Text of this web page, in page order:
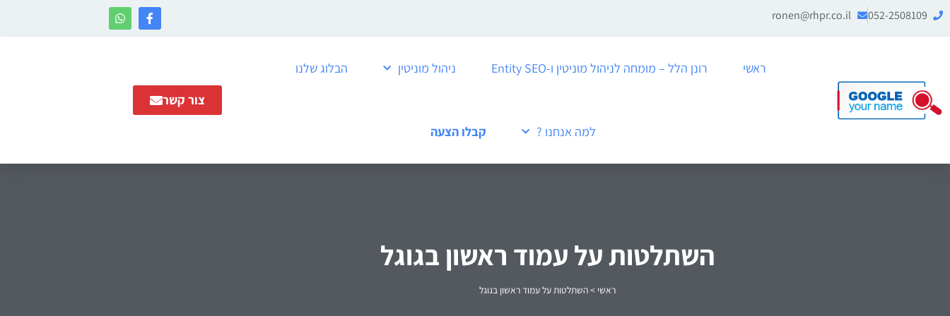
052-2508109
ronen@rhpr.co.il
ראשי רונן הלל – מומחה לניהול מוניטין ו-Entity SEO ניהול מוניטין הבלוג שלנו
למה אנחנו ? קבלו הצעה
צור קשר
השתלטות על עמוד ראשון בגוגל
ראשי >השתלטות על עמוד ראשון בגוגל